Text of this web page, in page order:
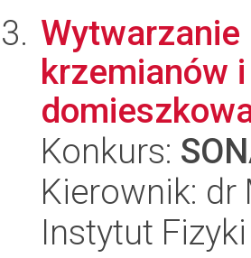
krzemianów
Konkurs:
Kierownik: dr
Instytut Fizyki